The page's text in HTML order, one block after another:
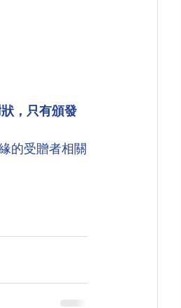
，只有頒發
的受贈者相關